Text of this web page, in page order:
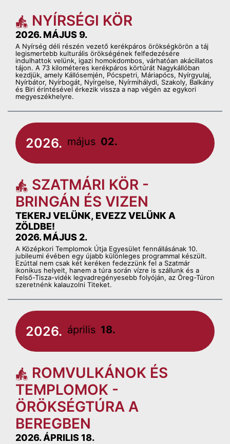
NYÍRSÉGI KÖR
2026. MÁJUS 9.
A Nyírség déli részén vezető kerékpáros örökségkörön a táj
legismertebb kulturális örökségének felfedezésére
indulhattok velünk, igazi homokdombos, várhatóan akácillatos
tájon. A 73 kilométeres kerékpáros körtúrát Nagykállóban
kezdjük, amely Kállósemjén, Pócspetri, Máriapócs, Nyírgyulaj,
Nyírbátor, Nyírbogát, Nyírgelse, Nyírmihálydi, Szakoly, Balkány
és Biri érintésével érkezik vissza a nap végén az egykori
megyeszékhelyre.
2026. május 02.
SZATMÁRI KÖR -
BRINGÁN ÉS VIZEN
TEKERJ VELÜNK, EVEZZ VELÜNK A
ZÖLDBE!
2026. MÁJUS 2.
A Középkori Templomok Útja Egyesület fennállásának 10.
jubileumi évében egy újabb különleges programmal készült.
Ezúttal nem csak két keréken fedezzünk fel a Szatmár
ikonikus helyeit, hanem a túra során vízre is szállunk és a
Felső-Tisza-vidék legvadregényesebb folyóján, az Öreg-Túron
szeretnénk kalauzolni Titeket.
2026. április 18.
ROMVULKÁNOK ÉS
TEMPLOMOK -
ÖRÖKSÉGTÚRA A
BEREGBEN
2026. ÁPRILIS 18.